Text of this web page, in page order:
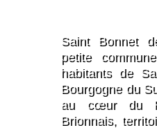
Saint Bonnet
petite
habitants de
Bourgogne du
au cœur du
Brionnais,